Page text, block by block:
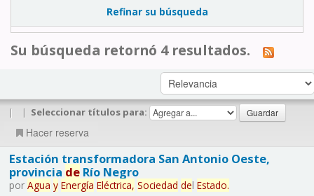
Refinar su búsqueda
Su búsqueda retornó 4 resultados.
| | Seleccionar títulos para:
Hacer reserva
Estación transformadora San Antonio Oeste,
provincia deRío Negro
por Agua y Energía Eléctrica, Sociedad del Estado.